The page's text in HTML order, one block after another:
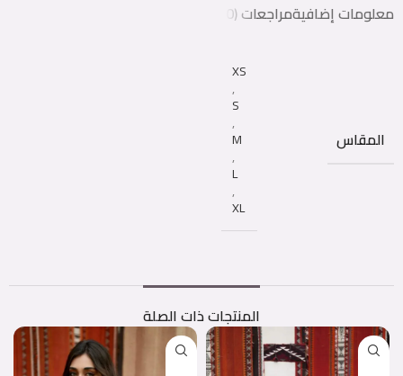
معلومات إضافيةمراجعات (0)
المقاس
XS
,
S
,
M
,
L
,
XL
المنتجات ذات الصلة